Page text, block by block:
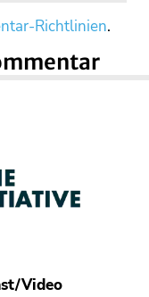
Richtlinien.
Video